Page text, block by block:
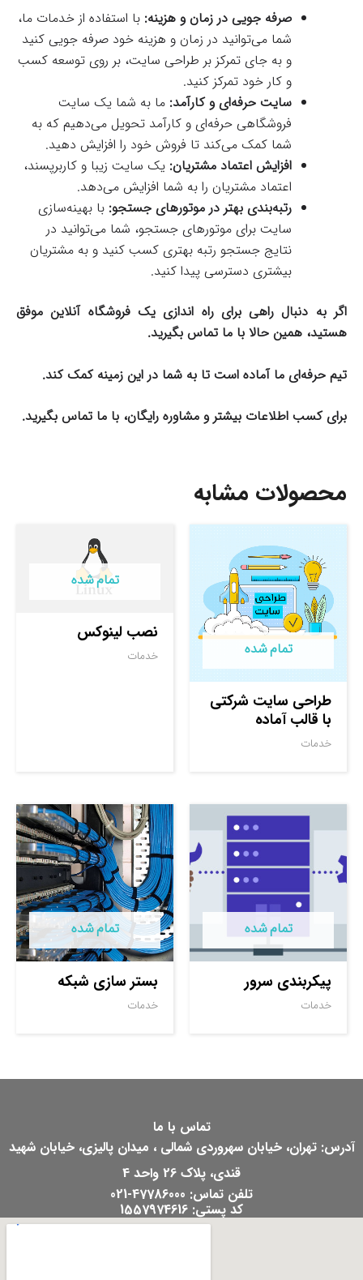
صرفه جویی در زمان و هزینه: با استفاده از خدمات ما،
شما می‌توانید در زمان و هزینه خود صرفه جویی کنید
و به جای تمرکز بر طراحی سایت، بر روی توسعه کسب
و کار خود تمرکز کنید.
سایت حرفه‌ای و کارآمد: ما به شما یک سایت
فروشگاهی حرفه‌ای و کارآمد تحویل می‌دهیم که به
شما کمک می‌کند تا فروش خود را افزایش دهید.
افزایش اعتماد مشتریان: یک سایت زیبا و کاربرپسند،
اعتماد مشتریان را به شما افزایش می‌دهد.
رتبه‌بندی بهتر در موتورهای جستجو: با بهینه‌سازی
سایت برای موتورهای جستجو، شما می‌توانید در
نتایج جستجو رتبه بهتری کسب کنید و به مشتریان
بیشتری دسترسی پیدا کنید.
اگر به دنبال راهی برای راه اندازی یک فروشگاه آنلاین موفق
هستید، همین حالا با ما تماس بگیرید.
تیم حرفه‌ای ما آماده است تا به شما در این زمینه کمک کند.
برای کسب اطلاعات بیشتر و مشاوره رایگان، با ما تماس بگیرید.
محصولات مشابه
تمام شده
طراحی سایت شرکتی
با قالب آماده
خدمات
تمام شده
نصب لینوکس
خدمات
تمام شده
پیکربندی سرور
خدمات
تمام شده
بستر سازی شبکه
خدمات
تماس با ما
آدرس: تهران، خیابان سهروردی شمالی ، میدان پالیزی، خیابان شهید
قندی، پلاک 26 واحد 4
تلفن تماس: 47786000-021
کد پستی: 1557974616